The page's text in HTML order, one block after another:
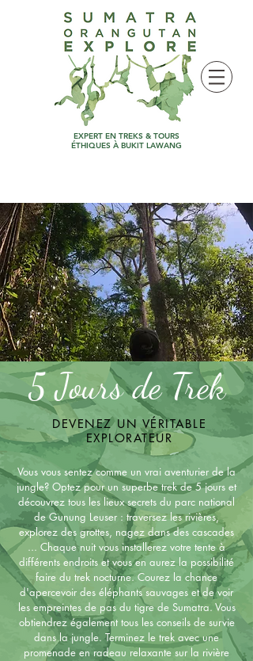
EXPERT EN TREKS & TOURS
ÉTHIQUES À BUKIT LAWANG
5 Jours de Trek
DEVENEZ UN VÉRITABLE
EXPLORATEUR
Vous vous sentez comme un vrai aventurier de la
jungle? Optez pour un superbe trek de 5 jours et
découvrez tous les lieux secrets du parc national
de Gunung Leuser : traversez les rivières,
explorez des grottes, nagez dans des cascades
... Chaque nuit vous installerez votre tente à
différents endroits et vous en aurez la possibilité
faire du trek nocturne. Courez la chance
d'apercevoir des éléphants sauvages et de voir
les empreintes de pas du tigre de Sumatra. Vous
obtiendrez également tous les conseils de survie
dans la jungle. Terminez le trek avec une
promenade en radeau relaxante sur la rivière